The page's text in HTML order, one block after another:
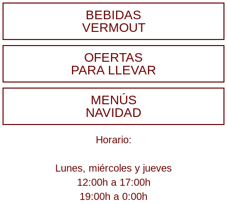
BEBIDAS
VERMOUT
OFERTAS
PARA LLEVAR
MENÚS
NAVIDAD
Horario:
Lunes, miércoles y jueves
12:00h a 17:00h
19:00h a 0:00h